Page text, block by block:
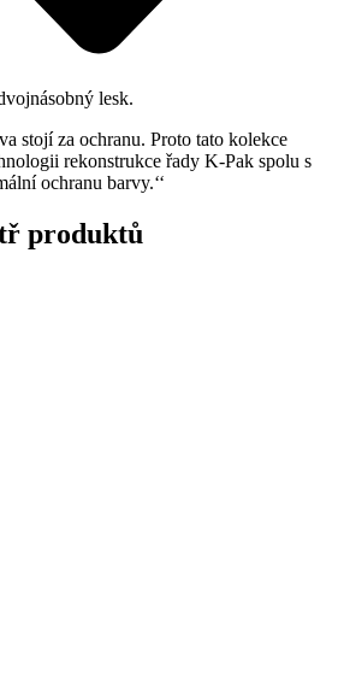
lesk.
stojí za ochranu. Proto tato kolekce
rekonstrukce řady K-Pak spolu s
ochranu barvy.‘‘
produktů